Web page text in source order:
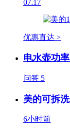
07.17
优惠直达 >
电水壶功
问答 5
美的可拆
6小时前